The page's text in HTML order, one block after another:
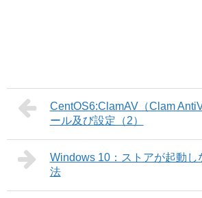
CentOS6:ClamAV（Clam
ール及び設定（2）
Windows 10：ストアが起動し
法